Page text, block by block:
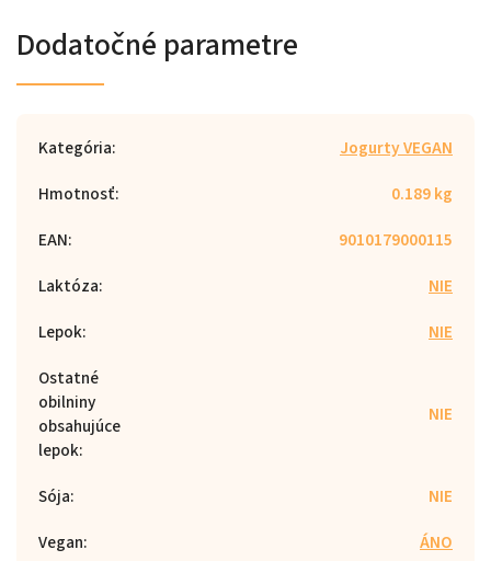
Dodatočné parametre
Kategória:
Jogurty VEGAN
Hmotnosť:
0.189 kg
EAN:
9010179000115
Laktóza:
NIE
Lepok:
NIE
Ostatné
obilniny
obsahujúce
lepok:
NIE
Sója:
NIE
Vegan:
ÁNO